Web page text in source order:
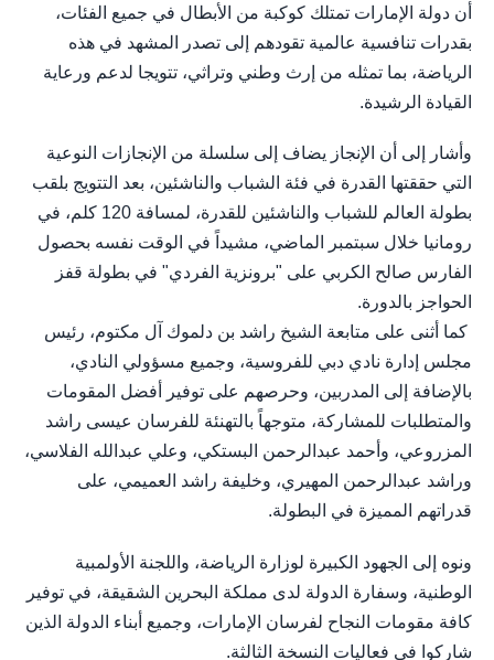
أن دولة الإمارات تمتلك كوكبة من الأبطال في جميع الفئات،
بقدرات تنافسية عالمية تقودهم إلى تصدر المشهد في هذه
الرياضة، بما تمثله من إرث وطني وتراثي، تتويجا لدعم ورعاية
القيادة الرشيدة.
وأشار إلى أن الإنجاز يضاف إلى سلسلة من الإنجازات النوعية
التي حققتها القدرة في فئة الشباب والناشئين، بعد التتويج بلقب
بطولة العالم للشباب والناشئين للقدرة، لمسافة 120 كلم، في
رومانيا خلال سبتمبر الماضي، مشيداً في الوقت نفسه بحصول
الفارس صالح الكربي على "برونزية الفردي" في بطولة قفز
الحواجز بالدورة.
كما أثنى على متابعة الشيخ راشد بن دلموك آل مكتوم، رئيس
مجلس إدارة نادي دبي للفروسية، وجميع مسؤولي النادي،
بالإضافة إلى المدربين، وحرصهم على توفير أفضل المقومات
والمتطلبات للمشاركة، متوجهاً بالتهنئة للفرسان عيسى راشد
المزروعي، وأحمد عبدالرحمن البستكي، وعلي عبدالله الفلاسي،
وراشد عبدالرحمن المهيري، وخليفة راشد العميمي، على
قدراتهم المميزة في البطولة.
ونوه إلى الجهود الكبيرة لوزارة الرياضة، واللجنة الأولمبية
الوطنية، وسفارة الدولة لدى مملكة البحرين الشقيقة، في توفير
كافة مقومات النجاح لفرسان الإمارات، وجميع أبناء الدولة الذين
شاركوا في فعاليات النسخة الثالثة.